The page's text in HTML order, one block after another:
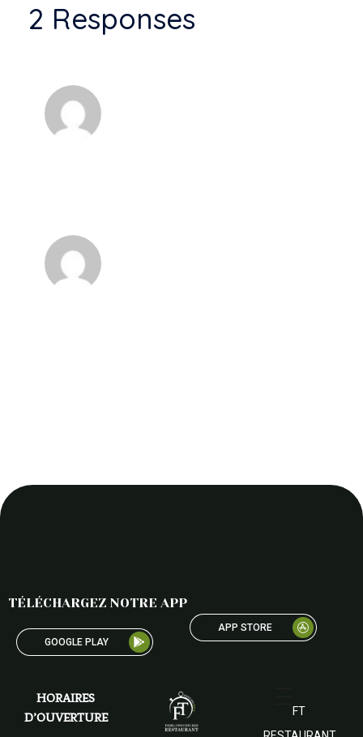
2 Responses
TÉLÉCHARGEZ NOTRE APP
GOOGLE PLAY
APP STORE
HORAIRES
D’OUVERTURE
FT